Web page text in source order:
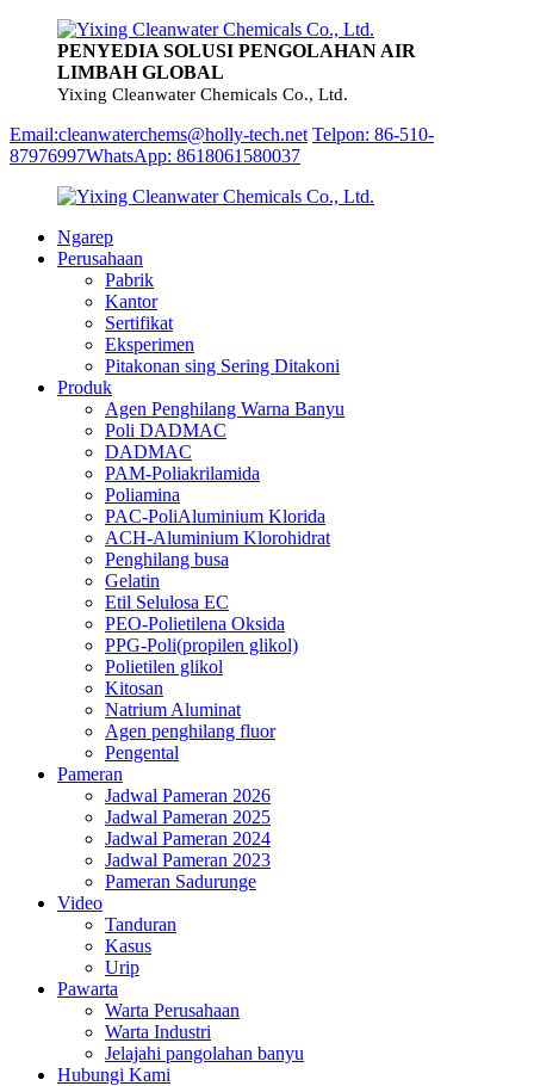
PENYEDIA SOLUSI PENGOLAHAN AIR
LIMBAH GLOBAL
Yixing Cleanwater Chemicals Co., Ltd.
Email:cleanwaterchems@holly-tech.net Telpon: 86-510-
87976997WhatsApp: 8618061580037
Ngarep
Perusahaan
Pabrik
Kantor
Sertifikat
Eksperimen
Pitakonan sing Sering Ditakoni
Produk
Agen Penghilang Warna Banyu
Poli DADMAC
DADMAC
PAM-Poliakrilamida
Poliamina
PAC-PoliAluminium Klorida
ACH-Aluminium Klorohidrat
Penghilang busa
Gelatin
Etil Selulosa EC
PEO-Polietilena Oksida
PPG-Poli(propilen glikol)
Polietilen glikol
Kitosan
Natrium Aluminat
Agen penghilang fluor
Pengental
Pameran
Jadwal Pameran 2026
Jadwal Pameran 2025
Jadwal Pameran 2024
Jadwal Pameran 2023
Pameran Sadurunge
Video
Tanduran
Kasus
Urip
Pawarta
Warta Perusahaan
Warta Industri
Jelajahi pangolahan banyu
Hubungi Kami